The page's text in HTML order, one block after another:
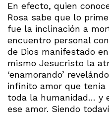
En efecto, quien
Rosa sabe que lo
fue la inclinación a
encuentro personal
de Dios manifestado
mismo Jesucristo la
‘enamorando’
infinito amor que
toda la humanidad… y
ese amor. Siendo